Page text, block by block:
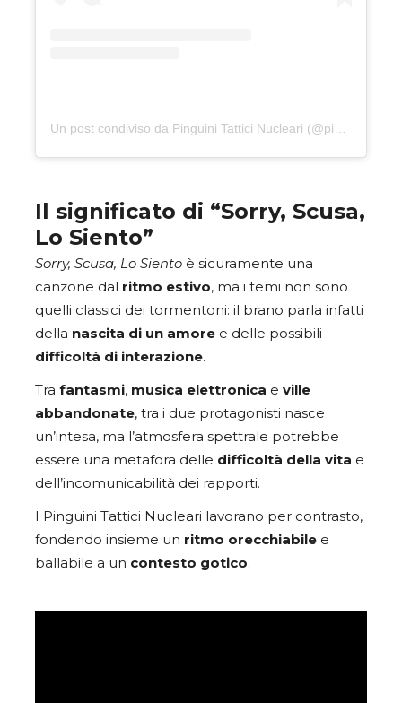
Il significato di “Sorry, Scusa,
Lo Siento”
Sorry, Scusa, Lo Siento è sicuramente una
canzone dal ritmo estivo, ma i temi non sono
quelli classici dei tormentoni: il brano parla infatti
della nascita di un amore e delle possibili
difficoltà di interazione.
Tra fantasmi, musica elettronica e ville
abbandonate, tra i due protagonisti nasce
un’intesa, ma l’atmosfera spettrale potrebbe
essere una metafora delle difficoltà della vita e
dell’incomunicabilità dei rapporti.
I Pinguini Tattici Nucleari lavorano per contrasto,
fondendo insieme un ritmo orecchiabile e
ballabile a un contesto gotico.